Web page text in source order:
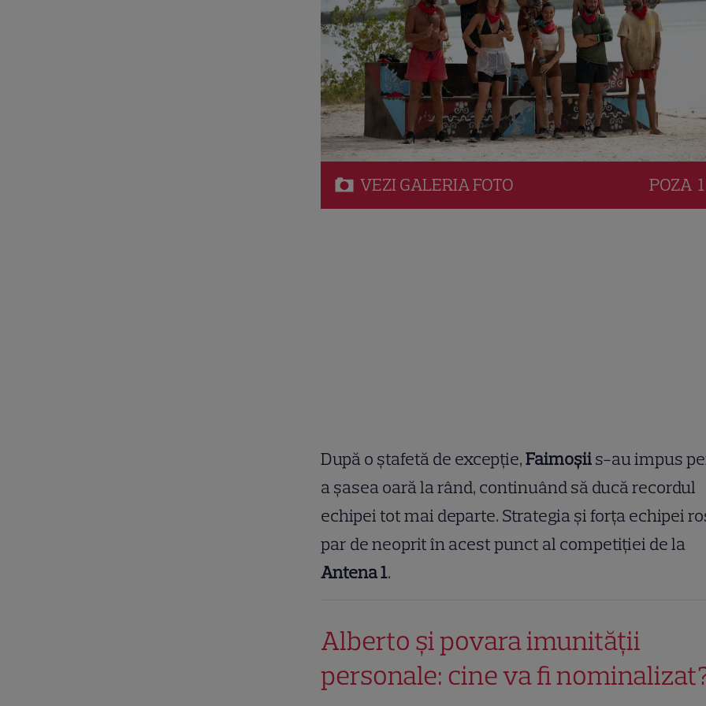
VEZI GALERIAFOTO POZA
După o ștafetă de excepție,Faimoșiis-au impus
a șasea oară la rând, continuând să ducă recordul
echipei tot mai departe. Strategia și forța echipei
par de neoprit în acest punct al competiției de la
Antena 1.
Alberto și povara imunității
personale: cine va fi